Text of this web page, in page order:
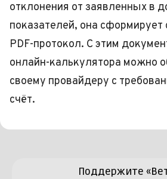
отклонения от заявленных в
показателей, она
PDF-протокол. С этим
онлайн-калькулятора можно
своему провайдеру с
счёт.
Поддержите